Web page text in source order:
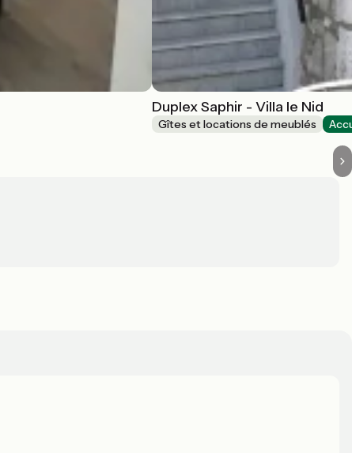
Duplex Saphir - Villa le Nid
Gîtes et locations de meublés